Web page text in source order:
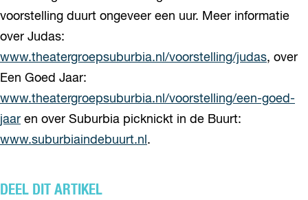
voorstelling duurt ongeveer een uur. Meer informatie
over Judas:
www.theatergroepsuburbia.nl/voorstelling/judas, over
Een Goed Jaar:
www.theatergroepsuburbia.nl/voorstelling/een-goed-
jaar en over Suburbia picknickt in de Buurt:
www.suburbiaindebuurt.nl .
DEEL DIT ARTIKEL